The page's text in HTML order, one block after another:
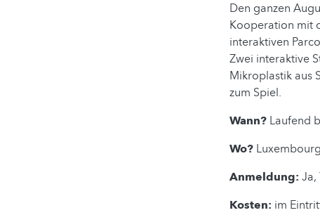
Den ganzen
Kooperation mit
interaktiven
Zwei interaktive
Mikroplastik aus
zum Spiel.
Wann? Laufend
Wo?
Anmeldung: Ja,
Kosten: im